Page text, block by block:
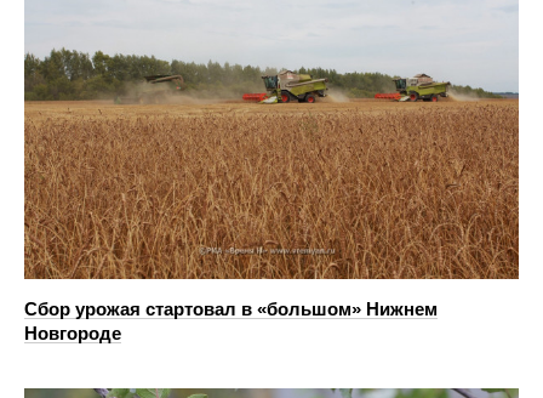
Сбор урожая стартовал в «большом» Нижнем
Новгороде